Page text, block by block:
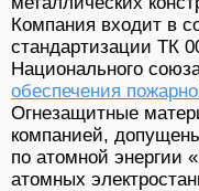
Компания входит в
стандартизации ТК
Национального
обеспечения
Огнезащитные
компанией,
по атомной
атомных